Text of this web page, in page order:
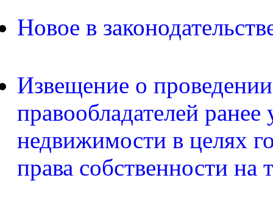
Новое в
Извещение о
правообладателей
недвижимости в целях
права собственности